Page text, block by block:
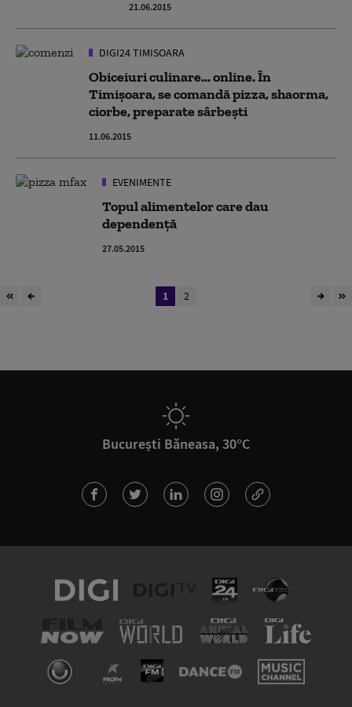
21.06.2015
DIGI24 TIMISOARA
Obiceiuri culinare... online. În
Timișoara, se comandă pizza, shaorma,
ciorbe, preparate sârbești
11.06.2015
EVENIMENTE
Topul alimentelor care dau
dependenţă
27.05.2015
1 2
București Băneasa, 30°C